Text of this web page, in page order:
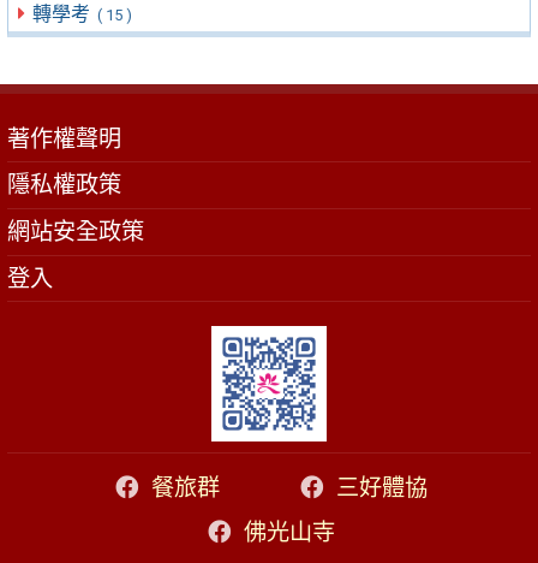
轉學考 ( 15 )
著作權聲明
隱私權政策
網站安全政策
登入
餐旅群
三好體協
佛光山寺